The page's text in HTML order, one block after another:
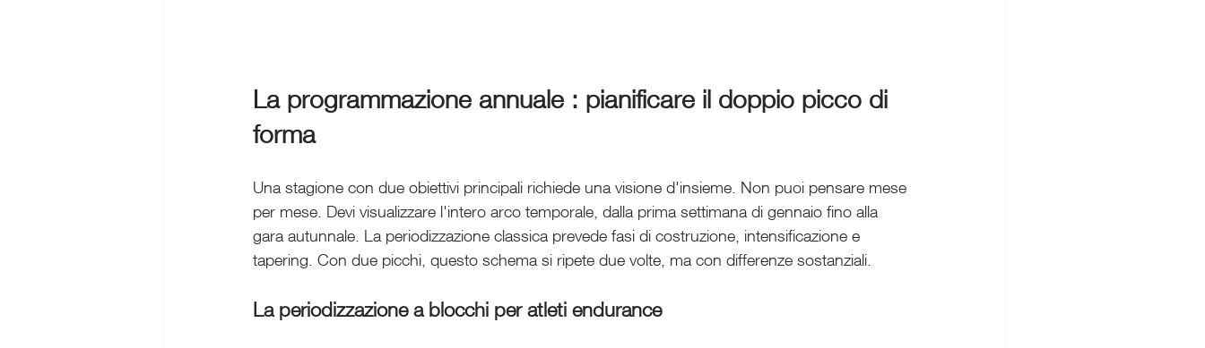
La programmazione annuale : pianificare il doppio picco di
forma
Una stagione con due obiettivi principali richiede una visione d'insieme. Non puoi pensare mese
per mese. Devi visualizzare l'intero arco temporale, dalla prima settimana di gennaio fino alla
gara autunnale. La periodizzazione classica prevede fasi di costruzione, intensificazione e
tapering. Con due picchi, questo schema si ripete due volte, ma con differenze sostanziali.
La periodizzazione a blocchi per atleti endurance